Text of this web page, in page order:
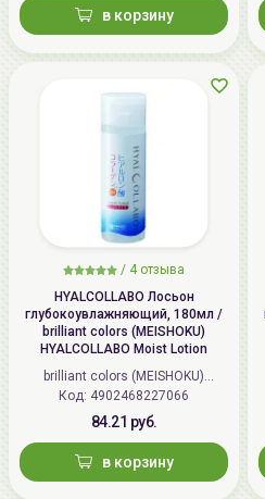
в корзину
/ 4 отзыва
HYALCOLLABO Лосьон
глубокоувлажняющий, 180мл /
brilliant colors (MEISHOKU)
HYALCOLLABO Moist Lotion
brilliant colors (MEISHOKU)
(Япония)
Код: 4902468227066
84.21 руб.
в корзину